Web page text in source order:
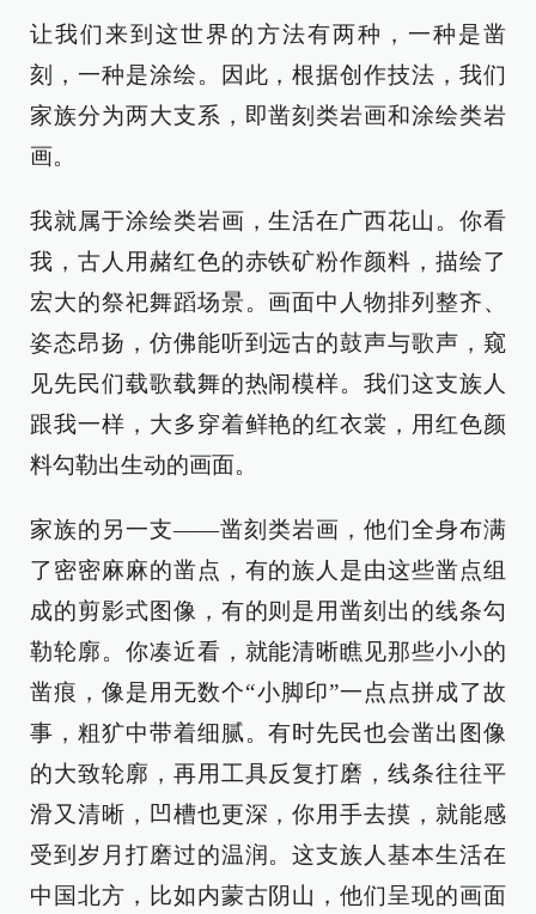
让我们来到这世界的方法有两种，一种是凿
刻，一种是涂绘。因此，根据创作技法，我们
家族分为两大支系，即凿刻类岩画和涂绘类岩
画。
我就属于涂绘类岩画，生活在广西花山。你看
我，古人用赭红色的赤铁矿粉作颜料，描绘了
宏大的祭祀舞蹈场景。画面中人物排列整齐、
姿态昂扬，仿佛能听到远古的鼓声与歌声，窥
见先民们载歌载舞的热闹模样。我们这支族人
跟我一样，大多穿着鲜艳的红衣裳，用红色颜
料勾勒出生动的画面。
家族的另一支——凿刻类岩画，他们全身布满
了密密麻麻的凿点，有的族人是由这些凿点组
成的剪影式图像，有的则是用凿刻出的线条勾
勒轮廓。你凑近看，就能清晰瞧见那些小小的
凿痕，像是用无数个“小脚印”一点点拼成了故
事，粗犷中带着细腻。有时先民也会凿出图像
的大致轮廓，再用工具反复打磨，线条往往平
滑又清晰，凹槽也更深，你用手去摸，就能感
受到岁月打磨过的温润。这支族人基本生活在
中国北方，比如内蒙古阴山，他们呈现的画面